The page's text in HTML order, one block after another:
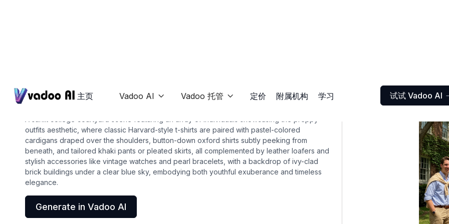
主页 Vadoo AI  Vadoo 托管  定价 附属机构 学习 试试 Vadoo AI
preppy outfits aesthetic
outfits aesthetic, where classic Harvard-style t-shirts are paired with pastel-colored
cardigans draped over the shoulders, button-down oxford shirts subtly peeking from
beneath, and tailored khaki pants or pleated skirts, all complemented by leather loafers and
stylish accessories like vintage watches and pearl bracelets, with a backdrop of ivy-clad
brick buildings under a clear blue sky, embodying both youthful exuberance and timeless
elegance.
Generate in Vadoo AI